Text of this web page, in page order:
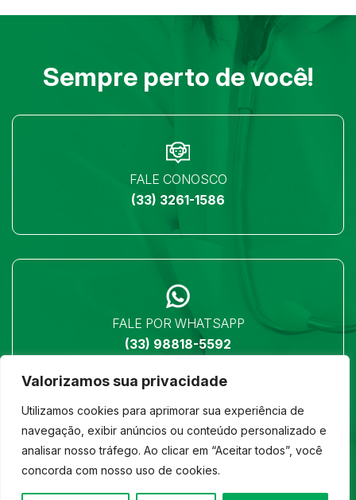
Valorizamos sua privacidade
Utilizamos cookies para aprimorar sua experiência de
navegação, exibir anúncios ou conteúdo personalizado e
analisar nosso tráfego. Ao clicar em “Aceitar todos”, você
concorda com nosso uso de cookies.
Sempre perto de você!
FALE CONOSCO
(33) 3261-1586
FALE POR WHATSAPP
(33) 98818-5592
LOCALIZAÇÃO